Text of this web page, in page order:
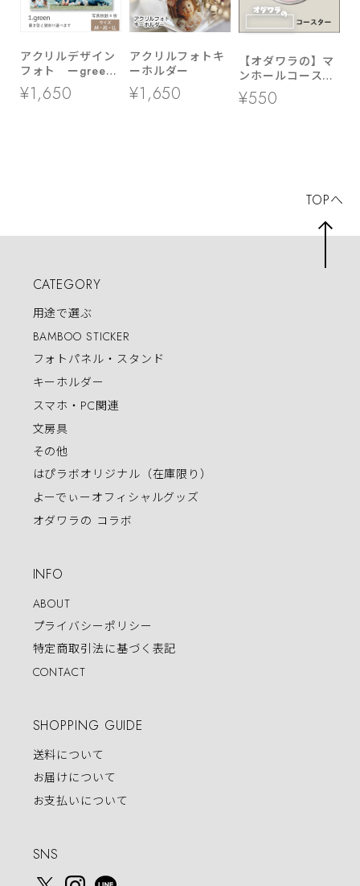
アクリルデザイン
フォト ーgreen
ー ▶ LL・A5・
A4サイズ
¥1,650
アクリルフォトキ
ーホルダー
¥1,650
【オダワラの】マ
ンホールコースタ
ー
¥550
CATEGORY
用途で選ぶ
BAMBOO STICKER
フォトパネル・スタンド
キーホルダー
スマホ・PC関連
文房具
その他
はぴラボオリジナル（在庫限り）
よーでぃーオフィシャルグッズ
オダワラの コラボ
INFO
ABOUT
プライバシーポリシー
特定商取引法に基づく表記
CONTACT
SHOPPING GUIDE
送料について
お届けについて
お支払いについて
SNS
TOPへ